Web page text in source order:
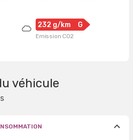
232 g/km G
Emission CO2
véhicule